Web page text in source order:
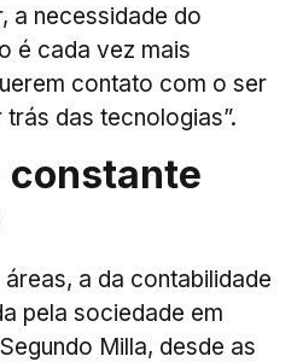
a necessidade do
é cada vez mais
contato com o ser
das tecnologias”.
constante
a da contabilidade
pela sociedade em
Milla, desde as